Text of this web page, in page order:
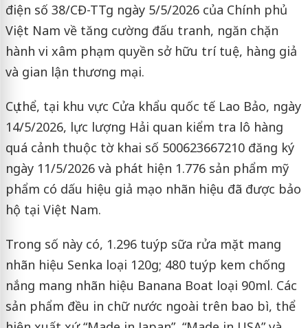
điện số 38/CĐ-TTg ngày 5/5/2026 của Chính phủ
Việt Nam về tăng cường đấu tranh, ngăn chặn
hành vi xâm phạm quyền sở hữu trí tuệ, hàng giả
và gian lận thương mại.
Cụ thể, tại khu vực Cửa khẩu quốc tế Lao Bảo, ngày
14/5/2026, lực lượng Hải quan kiểm tra lô hàng
quá cảnh thuộc tờ khai số 500623667210 đăng ký
ngày 11/5/2026 và phát hiện 1.776 sản phẩm mỹ
phẩm có dấu hiệu giả mạo nhãn hiệu đã được bảo
hộ tại Việt Nam.
Trong số này có, 1.296 tuýp sữa rửa mặt mang
nhãn hiệu Senka loại 120g; 480 tuýp kem chống
nắng mang nhãn hiệu Banana Boat loại 90ml. Các
sản phẩm đều in chữ nước ngoài trên bao bì, thể